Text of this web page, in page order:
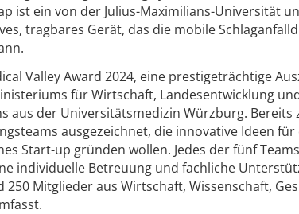
ist ein von der Julius-Maximilians-Universität
tragbares Gerät, das die mobile
Valley Award 2024, eine prestigeträchtige
für Wirtschaft, Landesentwicklung
aus der Universitätsmedizin Würzburg.
ausgezeichnet, die innovative Ideen
Start-up gründen wollen. Jedes der fünf
individuelle Betreuung und fachliche
250 Mitglieder aus Wirtschaft, Wissenschaft,